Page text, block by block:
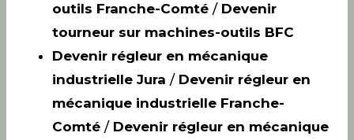
outils Franche-Comté / Devenir
tourneur sur machines-outils BFC
Devenir régleur en mécanique
industrielle Jura / Devenir régleur en
mécanique industrielle Franche-
Comté / Devenir régleur en mécanique